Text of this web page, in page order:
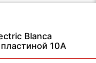
Blanca
10А